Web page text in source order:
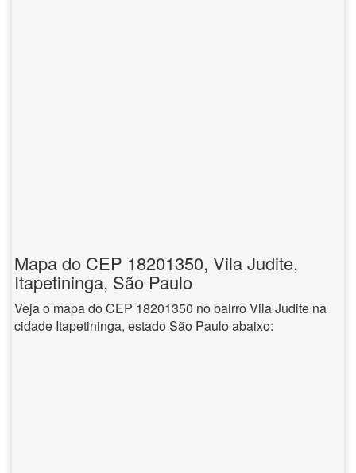
Mapa do CEP 18201350, Vila Judite,
Itapetininga, São Paulo
Veja o mapa do CEP 18201350 no bairro Vila Judite na
cidade Itapetininga, estado São Paulo abaixo: